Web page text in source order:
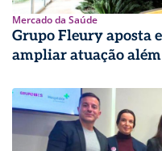
Mercado da Saúde
Grupo Fleury aposta
ampliar atuação